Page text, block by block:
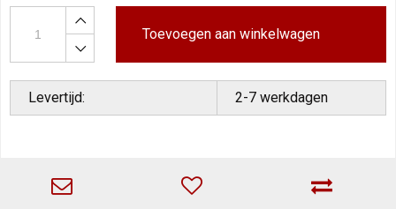
Toevoegen aan winkelwagen
Levertijd: 2-7 werkdagen